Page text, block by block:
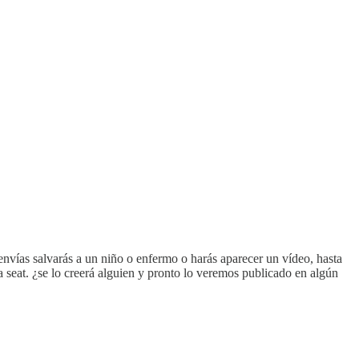
salvarás a un niño o enfermo o harás aparecer un vídeo, hasta
¿se lo creerá alguien y pronto lo veremos publicado en algún